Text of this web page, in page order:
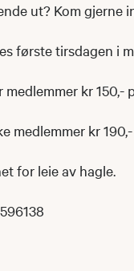
ut? Kom gjerne
første tirsdagen i
medlemmer kr 150,-
medlemmer kr
for leie av hagle.